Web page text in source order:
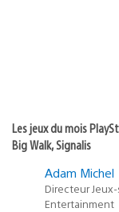
Les jeux du mois
Big Walk, Signalis
Adam Michel
Directeur
Entertainment